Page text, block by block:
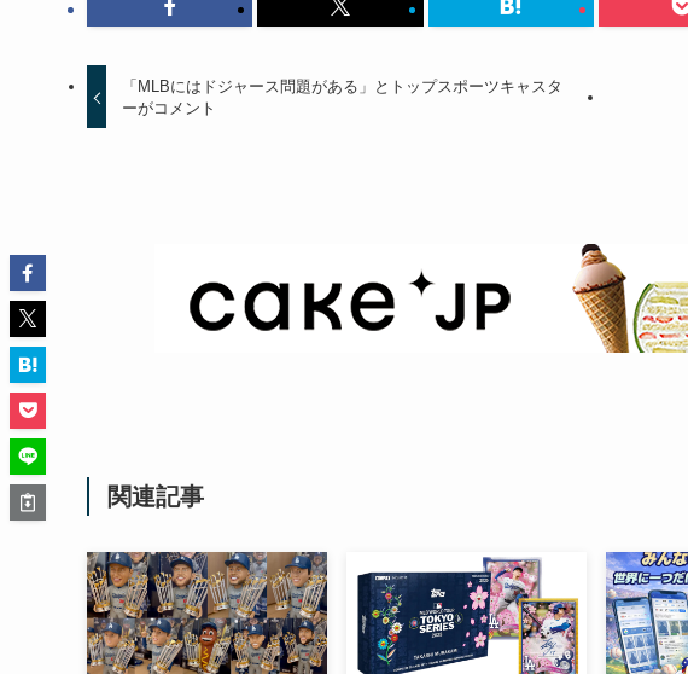
「MLBにはドジャース問題がある」とトップスポーツキャスタ
ーがコメント
関連記事